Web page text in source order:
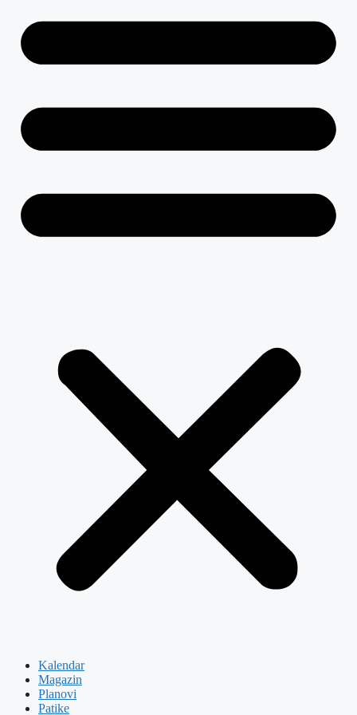
Kalendar
Magazin
Planovi
Patike